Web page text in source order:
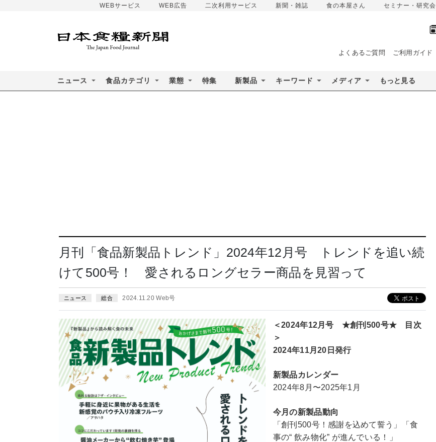
WEBサービス WEB広告 二次利用サービス 新聞・雑誌 食の本屋さん セミナー・研究会
よくあるご質問 ご利用ガイド
ニュース 食品カテゴリ 業態 特集 新製品 キーワード メディア もっと見る
月刊「食品新製品トレンド」2024年12月号 トレンドを追い続
けて500号！ 愛されるロングセラー商品を見習って
ニュース 総合 2024.11.20 Web号
＜2024年12月号 ★創刊500号★ 目次
＞
2024年11月20 日発行
新製品カレンダー
2024年8月〜2025年1月
今月の新製品動向
「創刊500号！感謝を込めて誓う」「食
事の“ 飲み物化” が進んでいる！」